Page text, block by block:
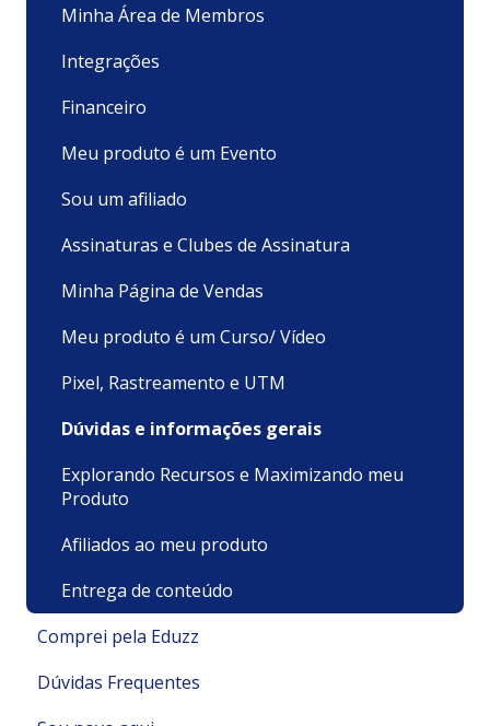
Minha Área de Membros
Integrações
Financeiro
Meu produto é um Evento
Sou um afiliado
Assinaturas e Clubes de Assinatura
Minha Página de Vendas
Meu produto é um Curso/ Vídeo
Pixel, Rastreamento e UTM
Dúvidas e informações gerais
Explorando Recursos e Maximizando meu
Produto
Afiliados ao meu produto
Entrega de conteúdo
Comprei pela Eduzz
Suporte Técnico
Dúvidas Frequentes